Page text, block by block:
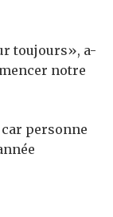
toujours», a-
notre
personne